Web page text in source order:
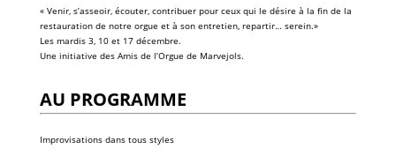
« Venir, s’asseoir, écouter, contribuer pour ceux qui le désire à la fin de la
restauration de notre orgue et à son entretien, repartir… serein.»
Les mardis 3, 10 et 17 décembre.
Une initiative des Amis de l’Orgue de Marvejols.
AU PROGRAMME
Improvisations dans tous styles